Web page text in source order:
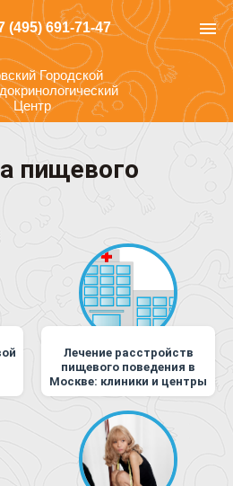
(495) 691-71-47 menu
Городской
Центр
пищевого
Лечение расстройств
пищевого поведения в
Москве: клиники и центры